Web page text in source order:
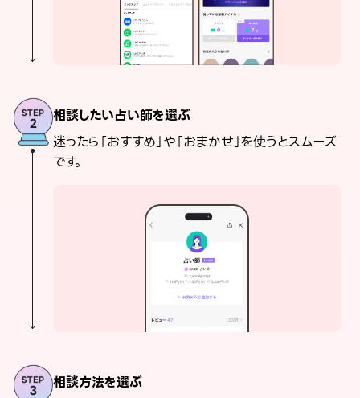
相談したい占い師を選ぶ
迷ったら「おすすめ」や「おまかせ」を使うとスムーズ
です。
相談方法を選ぶ